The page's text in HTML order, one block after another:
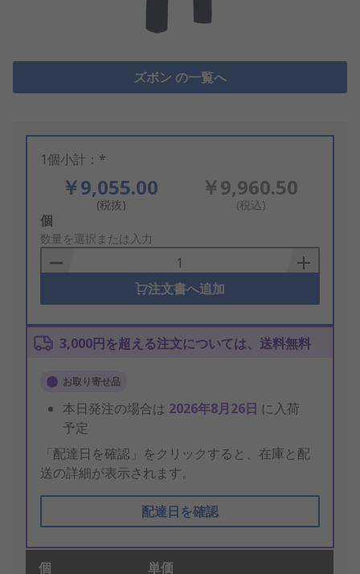
ズボン の一覧へ
1個小計：*
￥9,055.00
(税抜)
￥9,960.50
(税込)
Add
to
Basket
個
数量を選択または入力
注文書へ追加
3,000円を超える注文については、送料無料
お取り寄せ品
本日発注の場合は 2026年8月26日 に入荷
予定
「配達日を確認」をクリックすると、在庫と配
送の詳細が表示されます。
配達日を確認
個 単価